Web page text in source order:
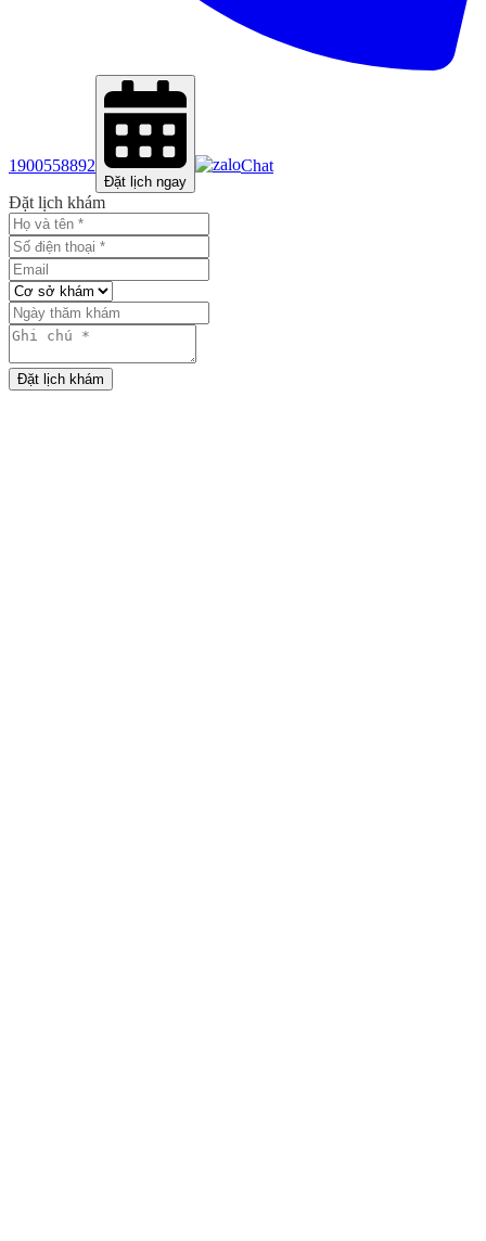
1900558892
Đặt lịch ngay
Chat
Đặt lịch khám
Đặt lịch khám